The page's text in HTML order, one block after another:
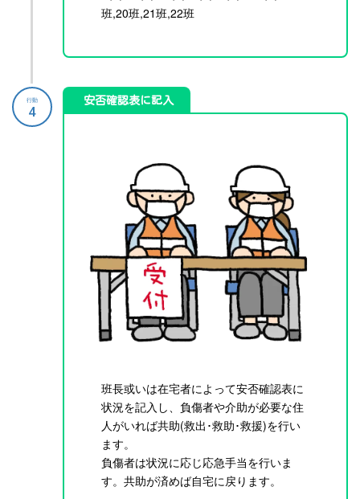
班,20班,21班,22班
安否確認表に記入
班長或いは在宅者によって安否確認表に
状況を記入し、負傷者や介助が必要な住
人がいれば共助(救出･救助･救援)を行い
ます。
負傷者は状況に応じ応急手当を行いま
す。共助が済めば自宅に戻ります。
行動
4